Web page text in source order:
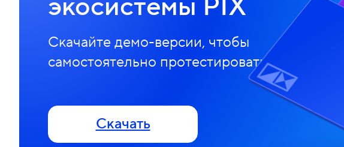
экосистемы PIX
Скачайте демо-версии, чтобы
самостоятельно протестировать функционал
Скачать